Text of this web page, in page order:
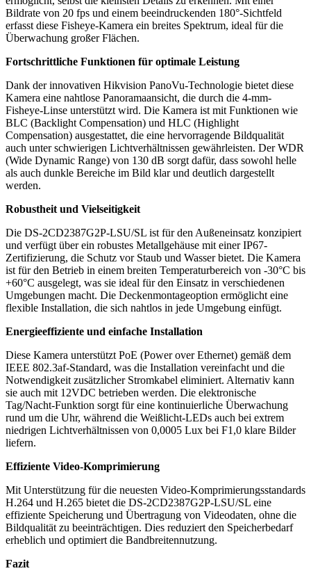
Bildrate von 20 fps und einem beeindruckenden 180°-Sichtfeld
erfasst diese Fisheye-Kamera ein breites Spektrum, ideal für die
Überwachung großer Flächen.
Fortschrittliche Funktionen für optimale Leistung
Dank der innovativen Hikvision PanoVu-Technologie bietet diese
Kamera eine nahtlose Panoramaansicht, die durch die 4-mm-
Fisheye-Linse unterstützt wird. Die Kamera ist mit Funktionen wie
BLC (Backlight Compensation) und HLC (Highlight
Compensation) ausgestattet, die eine hervorragende Bildqualität
auch unter schwierigen Lichtverhältnissen gewährleisten. Der WDR
(Wide Dynamic Range) von 130 dB sorgt dafür, dass sowohl helle
als auch dunkle Bereiche im Bild klar und deutlich dargestellt
werden.
Robustheit und Vielseitigkeit
Die DS-2CD2387G2P-LSU/SL ist für den Außeneinsatz konzipiert
und verfügt über ein robustes Metallgehäuse mit einer IP67-
Zertifizierung, die Schutz vor Staub und Wasser bietet. Die Kamera
ist für den Betrieb in einem breiten Temperaturbereich von -30°C bis
+60°C ausgelegt, was sie ideal für den Einsatz in verschiedenen
Umgebungen macht. Die Deckenmontageoption ermöglicht eine
flexible Installation, die sich nahtlos in jede Umgebung einfügt.
Energieeffiziente und einfache Installation
Diese Kamera unterstützt PoE (Power over Ethernet) gemäß dem
IEEE 802.3af-Standard, was die Installation vereinfacht und die
Notwendigkeit zusätzlicher Stromkabel eliminiert. Alternativ kann
sie auch mit 12VDC betrieben werden. Die elektronische
Tag/Nacht-Funktion sorgt für eine kontinuierliche Überwachung
rund um die Uhr, während die Weißlicht-LEDs auch bei extrem
niedrigen Lichtverhältnissen von 0,0005 Lux bei F1,0 klare Bilder
liefern.
Effiziente Video-Komprimierung
Mit Unterstützung für die neuesten Video-Komprimierungsstandards
H.264 und H.265 bietet die DS-2CD2387G2P-LSU/SL eine
effiziente Speicherung und Übertragung von Videodaten, ohne die
Bildqualität zu beeinträchtigen. Dies reduziert den Speicherbedarf
erheblich und optimiert die Bandbreitennutzung.
Fazit